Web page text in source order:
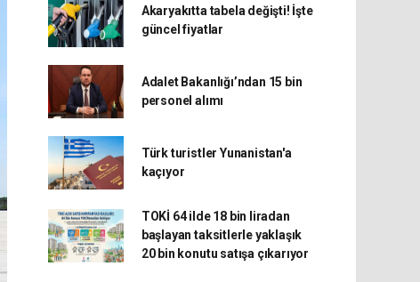
Akaryakıtta tabela değişti! İşte
güncel fiyatlar
Adalet Bakanlığı’ndan 15 bin
personel alımı
Türk turistler Yunanistan'a
kaçıyor
TOKİ 64 ilde 18 bin liradan
başlayan taksitlerle yaklaşık
20 bin konutu satışa çıkarıyor